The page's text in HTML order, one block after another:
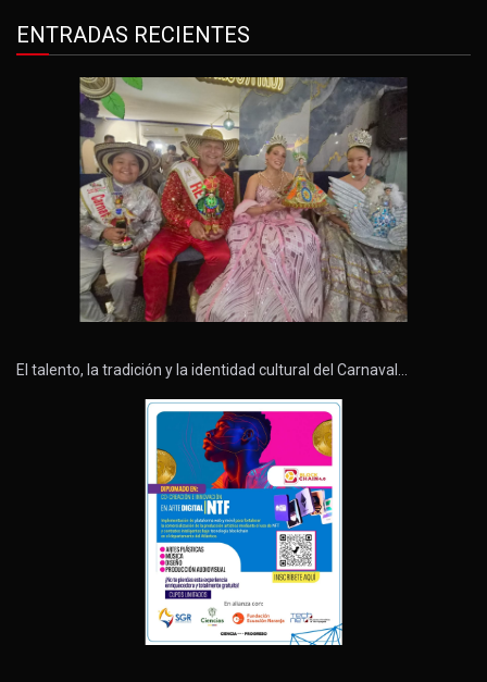
ENTRADAS RECIENTES
El talento, la tradición y la identidad cultural del Carnaval…